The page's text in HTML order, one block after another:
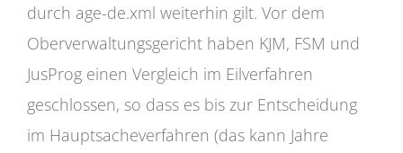
durch age-de.xml weiterhin gilt. Vor dem
Oberverwaltungsgericht haben KJM, FSM und
JusProg einen Vergleich im Eilverfahren
geschlossen, so dass es bis zur Entscheidung
im Hauptsacheverfahren (das kann Jahre